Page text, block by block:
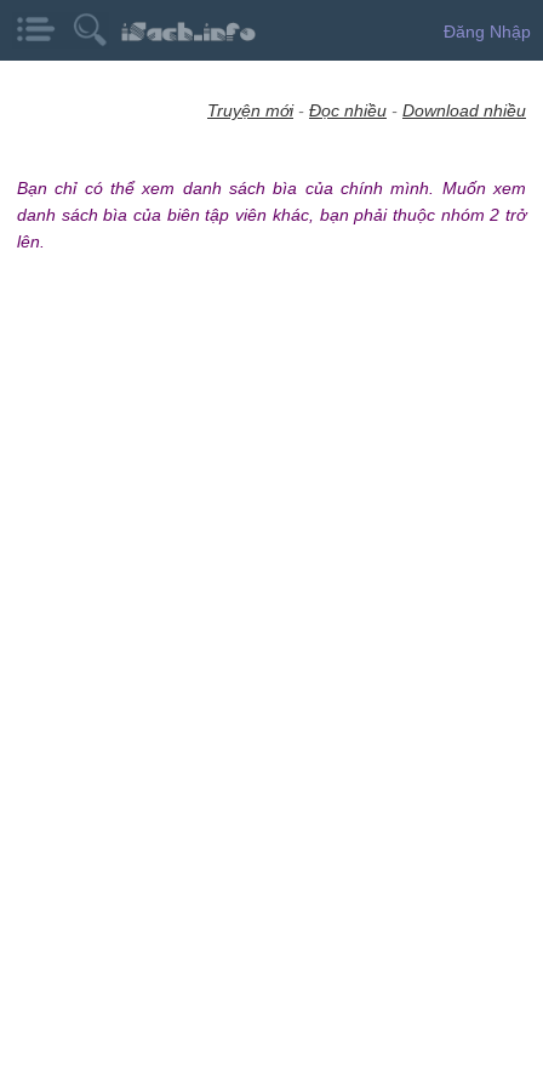
Đăng Nhập
Truyện mới- Đọc nhiều - Download nhiều
Bạn chỉ có thể xem danh sách bìa của chính mình. Muốn xem
danh sách bìa của biên tập viên khác, bạn phải thuộc nhóm 2 trở
lên.